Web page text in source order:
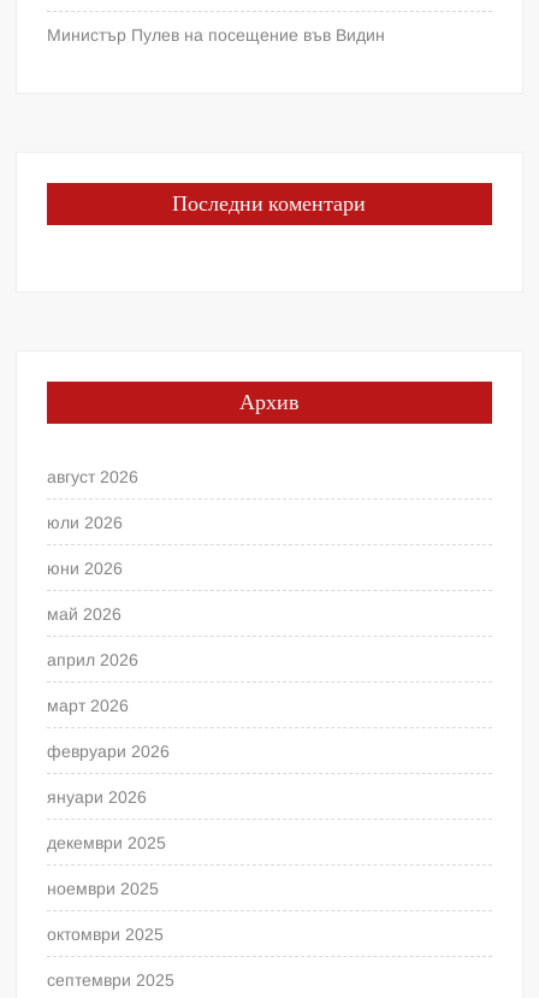
Министър Пулев на посещение във Видин
Последни коментари
Архив
август 2026
юли 2026
юни 2026
май 2026
април 2026
март 2026
февруари 2026
януари 2026
декември 2025
ноември 2025
октомври 2025
септември 2025